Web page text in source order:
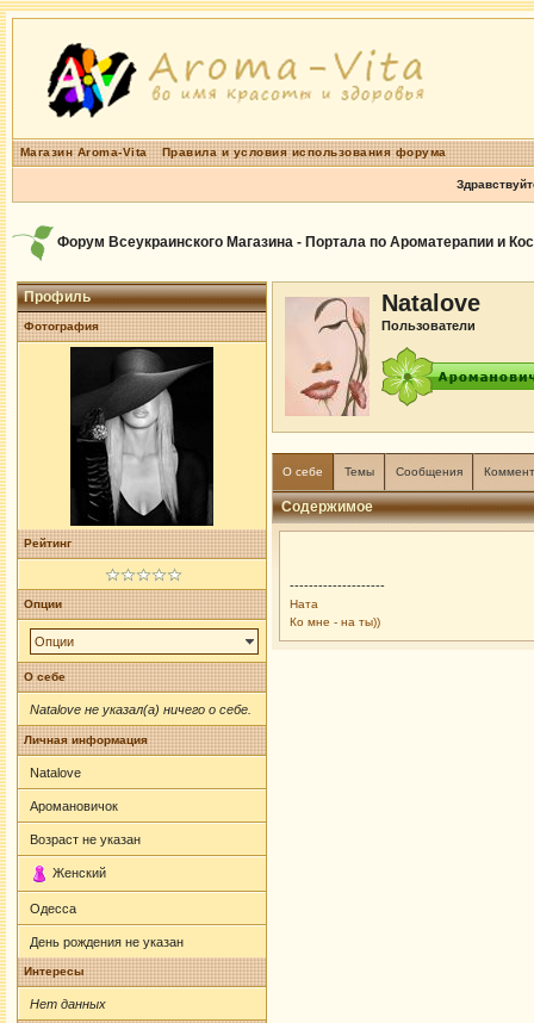
Магазин Aroma-Vita Правила и условия использования форума
Форум Всеукраинского Магазина - Портала по Ароматерапии и
Профиль
Фотография
Рейтинг
Опции
Опции
О себе
Natalove не указал(а) ничего о себе.
Личная информация
Natalove
Аромановичок
Возраст не указан
Женский
Одесса
День рождения не указан
Интересы
Нет данных
Natalove
Пользователи
О себе Темы Сообщения
Содержимое
--------------------
Ната
Ко мне - на ты))